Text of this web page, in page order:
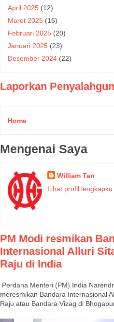
April 2025 (12)
Maret 2025 (16)
Februari 2025 (20)
Januari 2025 (23)
Desember 2024 (22)
Laporkan
Home
Mengenai Saya
William Tan
Lihat profil lengkapku
PM Modi resmikan
Internasional Alluri
Raju di India
Perdana Menteri (PM) India
meresmikan Bandara Internasional
Raju atau Bandara Vizag di